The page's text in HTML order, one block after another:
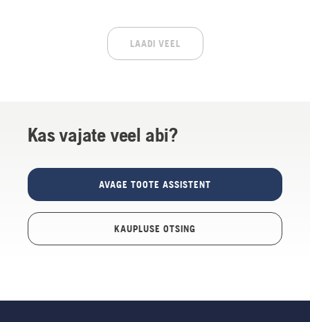
LAADI VEEL
Kas vajate veel abi?
AVAGE TOOTE ASSISTENT
KAUPLUSE OTSING